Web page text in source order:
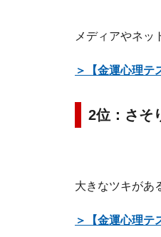
メディアやネッ
＞【金運心理テ
2位：さそ
大きなツキがあ
＞【金運心理テ